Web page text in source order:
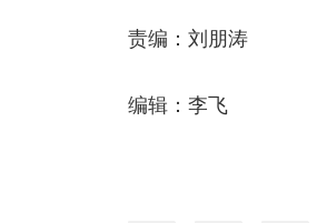
责编：刘朋涛
编辑：李飞